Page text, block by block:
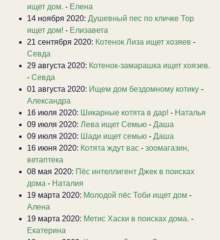
ищет дом. - Елена
14 ноября 2020: Душевный пес по кличке Тор
ищет дом! - Елизавета
21 сентября 2020: Котенок Лиза ищет хозяев -
Севда
29 августа 2020: Котенок-замарашка ищет хоязев.
- Севда
01 августа 2020: Ищем дом бездомному котику -
Александра
16 июля 2020: Шикарные котята в дар! - Наталья
09 июля 2020: Лева ищет Семью - Даша
09 июля 2020: Шади ищет семью - Даша
16 июня 2020: Котята ждут вас - зоомагазин,
ветаптека
08 мая 2020: Пёс интеллигент Джек в поисках
дома - Наталия
19 марта 2020: Молодой пёс Тоби ищет дом -
Алена
19 марта 2020: Метис Хаски в поисках дома. -
Екатерина